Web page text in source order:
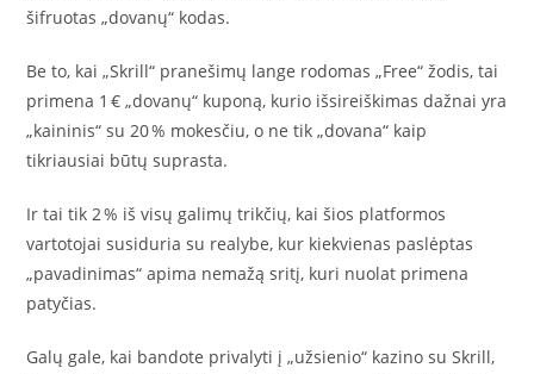
šifruotas „dovanų“ kodas.
Be to, kai „Skrill“ pranešimų lange rodomas „Free“ žodis, tai
primena 1 € „dovanų“ kuponą, kurio išsireiškimas dažnai yra
„kaininis“ su 20 % mokesčiu, o ne tik „dovana“ kaip
tikriausiai būtų suprasta.
Ir tai tik 2 % iš visų galimų trikčių, kai šios platformos
vartotojai susiduria su realybe, kur kiekvienas paslėptas
„pavadinimas“ apima nemažą sritį, kuri nuolat primena
patyčias.
Galų gale, kai bandote privalyti į „užsienio“ kazino su Skrill,